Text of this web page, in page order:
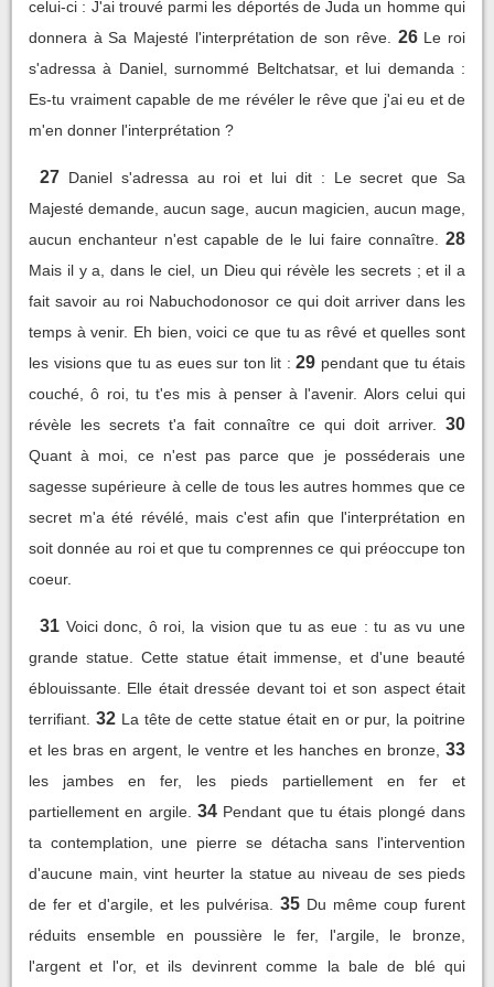
celui-ci : J'ai trouvé parmi les déportés de Juda un homme qui
donnera à Sa Majesté l'interprétation de son rêve.
26 Le roi
s'adressa à Daniel, surnommé Beltchatsar, et lui demanda :
Es-tu vraiment capable de me révéler le rêve que j'ai eu et de
m'en donner l'interprétation ?
27 Daniel s'adressa au roi et lui dit : Le secret que Sa
Majesté demande, aucun sage, aucun magicien, aucun mage,
aucun enchanteur n'est capable de le lui faire connaître.
28
Mais il y a, dans le ciel, un Dieu qui révèle les secrets ; et il a
fait savoir au roi Nabuchodonosor ce qui doit arriver dans les
temps à venir. Eh bien, voici ce que tu as rêvé et quelles sont
les visions que tu as eues sur ton lit : 29 pendant que tu étais
couché, ô roi, tu t'es mis à penser à l'avenir. Alors celui qui
révèle les secrets t'a fait connaître ce qui doit arriver.
30
Quant à moi, ce n'est pas parce que je posséderais une
sagesse supérieure à celle de tous les autres hommes que ce
secret m'a été révélé, mais c'est afin que l'interprétation en
soit donnée au roi et que tu comprennes ce qui préoccupe ton
coeur.
31 Voici donc, ô roi, la vision que tu as eue : tu as vu une
grande statue. Cette statue était immense, et d'une beauté
éblouissante. Elle était dressée devant toi et son aspect était
terrifiant. 32 La tête de cette statue était en or pur, la poitrine
et les bras en argent, le ventre et les hanches en bronze, 33
les jambes en fer, les pieds partiellement en fer et
partiellement en argile. 34 Pendant que tu étais plongé dans
ta contemplation, une pierre se détacha sans l'intervention
d'aucune main, vint heurter la statue au niveau de ses pieds
de fer et d'argile, et les pulvérisa.
35 Du même coup furent
réduits ensemble en poussière le fer, l'argile, le bronze,
l'argent et l'or, et ils devinrent comme la bale de blé qui